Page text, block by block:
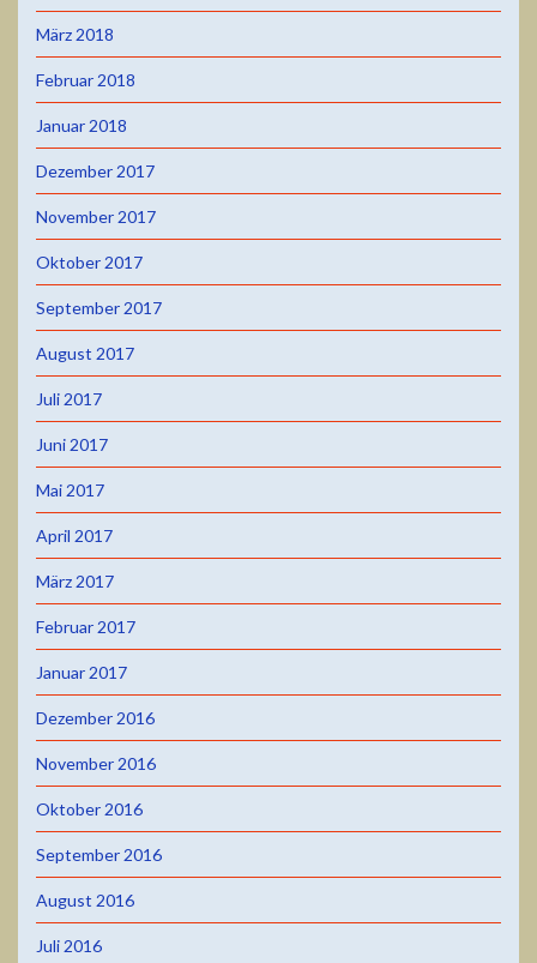
März 2018
Februar 2018
Januar 2018
Dezember 2017
November 2017
Oktober 2017
September 2017
August 2017
Juli 2017
Juni 2017
Mai 2017
April 2017
März 2017
Februar 2017
Januar 2017
Dezember 2016
November 2016
Oktober 2016
September 2016
August 2016
Juli 2016